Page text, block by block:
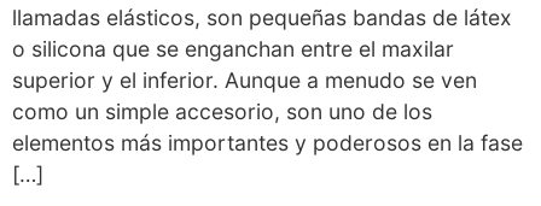
llamadas elásticos, son pequeñas bandas de látex
o silicona que se enganchan entre el maxilar
superior y el inferior. Aunque a menudo se ven
como un simple accesorio, son uno de los
elementos más importantes y poderosos en la fase
[…]